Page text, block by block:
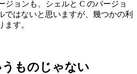
ジョンも、シェルと C のバージョ
ではないと思いますが、幾つかの利
ます。
ものじゃない